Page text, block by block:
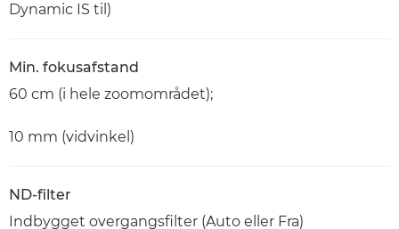
Dynamic IS til)
Min. fokusafstand
60 cm (i hele zoomområdet);
10 mm (vidvinkel)
ND-filter
Indbygget overgangsfilter (Auto eller Fra)